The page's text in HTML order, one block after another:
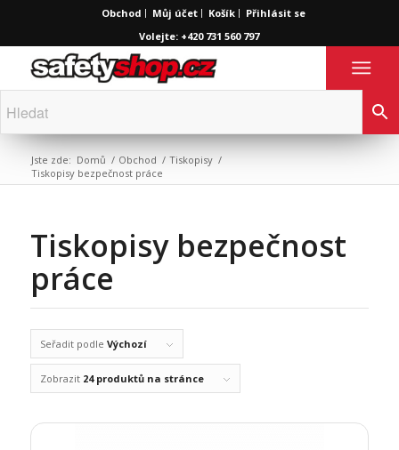
Obchod Můj účet Košík
Přihlásit se
Volejte: +420 731 560 797
Jste zde: Domů / Obchod / Tiskopisy /
Tiskopisy bezpečnost práce
Tiskopisy bezpečnost
práce
Seřadit podle Výchozí
Zobrazit 24 produktů na stránce